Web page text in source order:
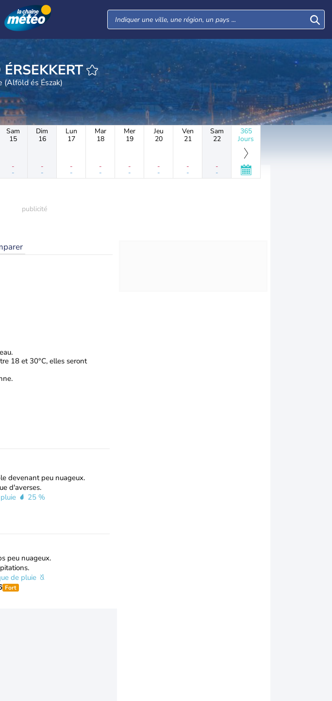
METEO ÉRSEKKERT
(Alföld és Észak)
Sam
15
-
-
Dim
16
-
-
Lun
17
-
-
Mar
18
-
-
Mer
19
-
-
Jeu
20
-
-
Ven
21
-
-
Sam
22
-
-
365
Jours
18 et 30°C, elles seront
devenant peu nuageux.
d'averses.
25 %
peu nuageux.
de pluie
Fort